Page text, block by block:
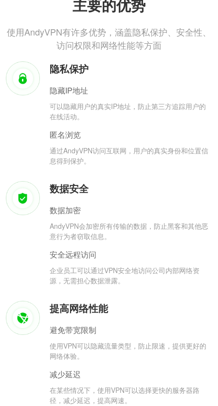
主要的优势
使用AndyVPN有许多优势，涵盖隐私保护、安全性、
访问权限和网络性能等方面
隐私保护
隐藏IP地址
可以隐藏用户的真实IP地址，防止第三方追踪用户的
在线活动。
匿名浏览
通过AndyVPN访问互联网，用户的真实身份和位置信
息得到保护。
数据安全
数据加密
AndyVPN会加密所有传输的数据，防止黑客和其他恶
意行为者窃取信息。
安全远程访问
企业员工可以通过VPN安全地访问公司内部网络资
源，无需担心数据泄露。
提高网络性能
避免带宽限制
使用VPN可以隐藏流量类型，防止限速，提供更好的
网络体验。
减少延迟
在某些情况下，使用VPN可以选择更快的服务器路
径，减少延迟，提高网速。